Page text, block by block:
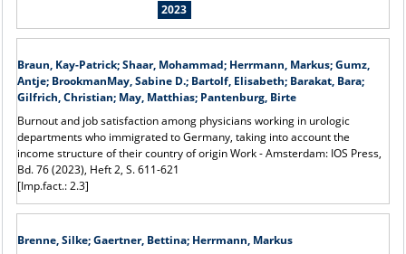
2023
Braun, Kay-Patrick; Shaar, Mohammad; Herrmann, Markus; Gumz,
Antje; BrookmanMay, Sabine D.; Bartolf, Elisabeth; Barakat, Bara;
Gilfrich, Christian; May, Matthias; Pantenburg, Birte
Burnout and job satisfaction among physicians working in urologic
departments who immigrated to Germany, taking into account the
income structure of their country of origin Work - Amsterdam: IOS Press,
Bd. 76 (2023), Heft 2, S. 611-621
[Imp.fact.: 2.3]
Brenne, Silke; Gaertner, Bettina; Herrmann, Markus